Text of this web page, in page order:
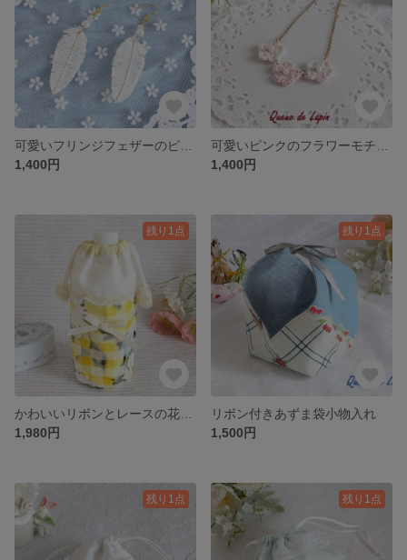
1,400円
1,400円
残り1点
1,980円
残り1点
リボン付きあずま袋小物入れ
1,500円
残り1点 残り1点